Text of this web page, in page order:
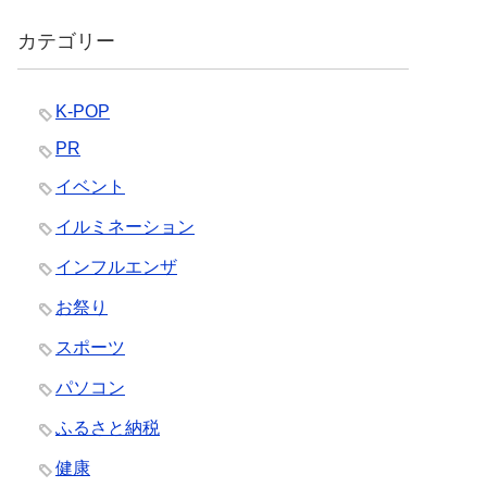
カテゴリー
K-POP
PR
イベント
イルミネーション
インフルエンザ
お祭り
スポーツ
パソコン
ふるさと納税
健康